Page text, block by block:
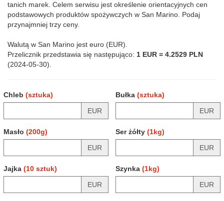
tanich marek. Celem serwisu jest określenie orientacyjnych cen
podstawowych produktów spożywczych w San Marino. Podaj
przynajmniej trzy ceny.
Walutą w San Marino jest euro (EUR).
Przelicznik przedstawia się następująco: 1 EUR = 4.2529 PLN
(2024-05-30).
Chleb (sztuka)
EUR
Bułka (sztuka)
EUR
Masło (200g)
EUR
Ser żółty (1kg)
EUR
Jajka (10 sztuk)
EUR
Szynka (1kg)
EUR